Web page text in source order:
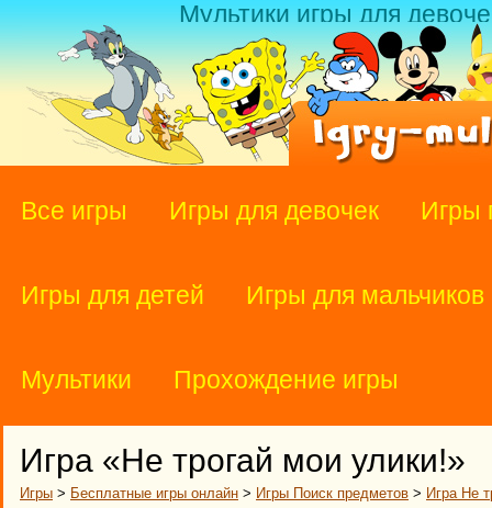
Мультики игры для
Все игры Игры для девочек Игры
Игры для детей Игры для мальчиков
Мультики Прохождение игры
Игра «Не трогай мои улики!»
Игры > Бесплатные игры онлайн > Игры Поиск предметов > Игра Не